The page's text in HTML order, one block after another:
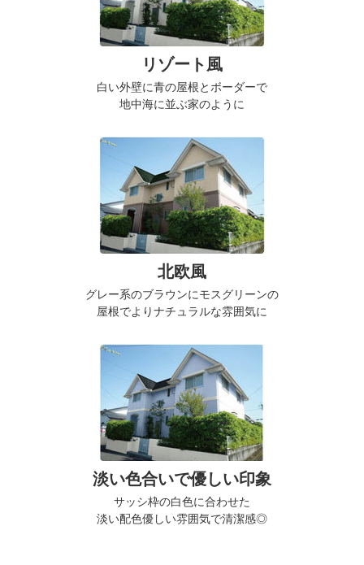
リゾート風
白い外壁に青の屋根とボーダーで
地中海に並ぶ家のように
北欧風
グレー系のブラウンにモスグリーンの
屋根でよりナチュラルな雰囲気に
淡い色合いで優しい印象
サッシ枠の白色に合わせた
淡い配色優しい雰囲気で清潔感◎